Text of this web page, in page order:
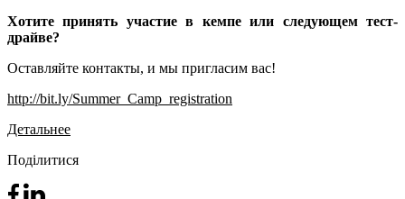
Хотите принять участие в кемпе или следующем тест-
драйве?
Оставляйте контакты, и мы пригласим вас!
http://bit.ly/Summer_Camp_registration
Детальнее
Поділитися